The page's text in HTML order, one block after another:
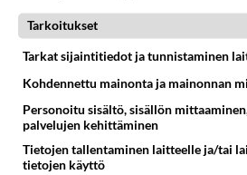
Tiesitkö? Martina
isäpuoli on tämä suosittu
laulaja
Kun yksi kauhallinen ei
Tämä helppo arkiruoka ei jää
syömättä!
Tarkoitukset
Tarkat sijaintitiedot ja tunnistaminen
Kohdennettu mainonta ja mainonnan
Personoitu sisältö, sisällön
palvelujen kehittäminen
Tietojen tallentaminen laitteelle ja/tai
tietojen käyttö